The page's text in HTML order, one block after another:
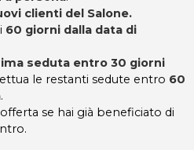
clienti del Salone.
60 giorni dalla data di
seduta entro 30 giorni
le restanti sedute entro 60
.
se hai già beneficiato di